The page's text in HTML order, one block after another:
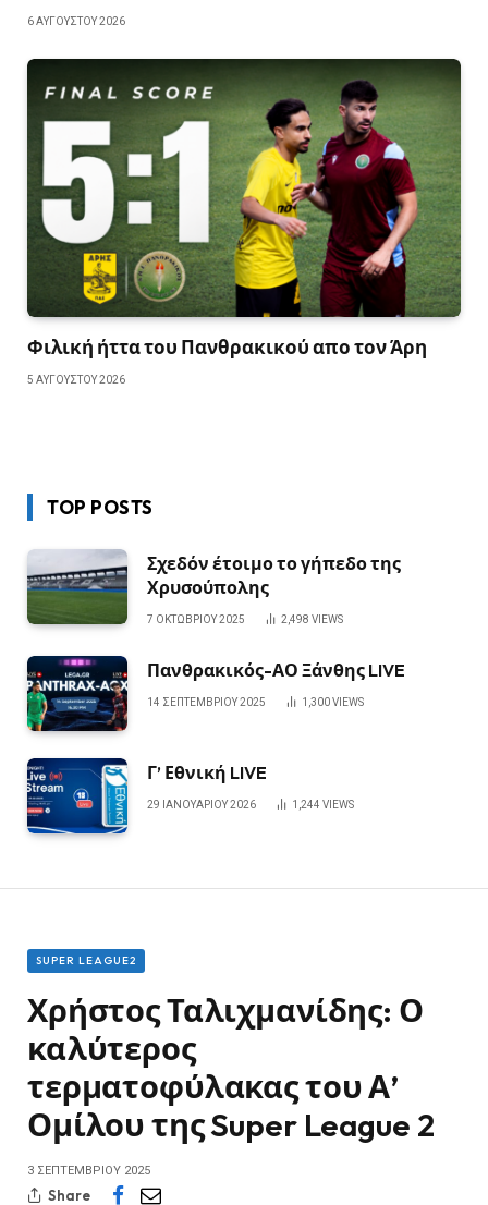
6 ΑΥΓΟΎΣΤΟΥ 2026
Φιλική ήττα του Πανθρακικού απο τον Άρη
5 ΑΥΓΟΎΣΤΟΥ 2026
TOP POSTS
Σχεδόν έτοιμο το γήπεδο της
Χρυσούπολης
7 ΟΚΤΩΒΡΊΟΥ 2025 2,498 VIEWS
Πανθρακικός-ΑΟ Ξάνθης LIVE
14 ΣΕΠΤΕΜΒΡΊΟΥ 2025 1,300VIEWS
Γ’ Εθνική LIVE
29 ΙΑΝΟΥΑΡΊΟΥ 2026 1,244 VIEWS
SUPER LEAGUE2
Χρήστος Ταλιχμανίδης: Ο
καλύτερος
τερματοφύλακας του Α’
Ομίλου της Super League 2
3 ΣΕΠΤΕΜΒΡΊΟΥ 2025
Share